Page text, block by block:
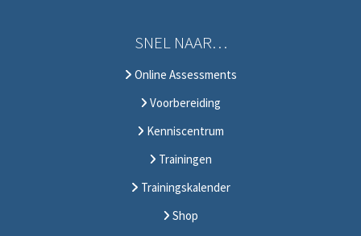
SNEL NAAR…
Online Assessments
Voorbereiding
Kenniscentrum
Trainingen
Trainingskalender
Shop